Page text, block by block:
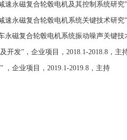
永磁复合轮毂电机及其控制系统研究”
永磁复合轮毂电机系统关键技术研究”
磁复合轮毂电机系统振动噪声关键技
开发”，企业项目， 2018.1-2018.8 ，主
，企业项目， 2019.1-2019.8 ，主持